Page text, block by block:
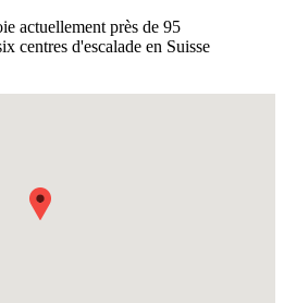
actuellement près de 95
centres d'escalade en Suisse